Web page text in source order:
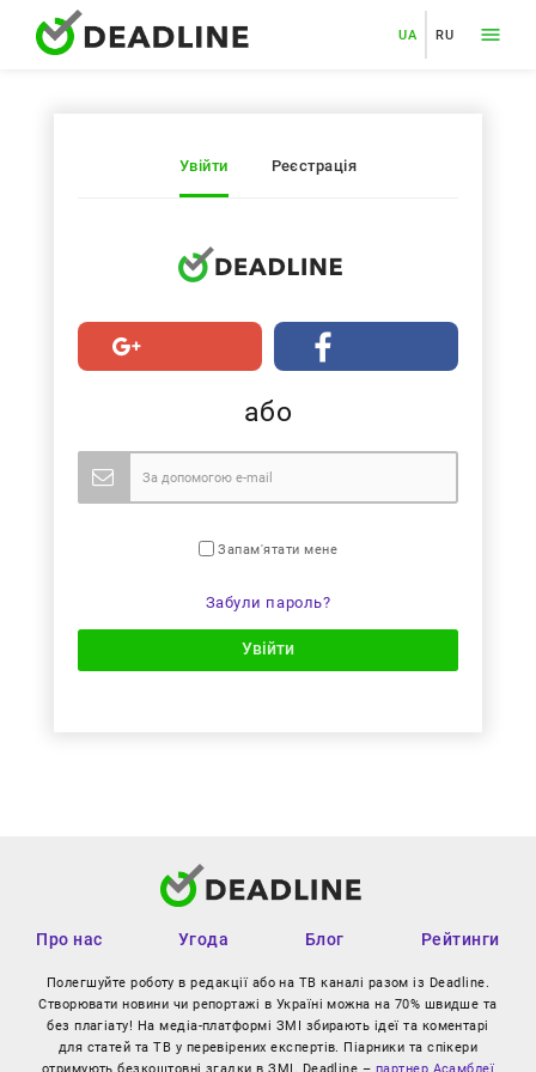
UA RU
Увійти Реєстрація
або
Запам'ятати мене
Забули пароль?
Увійти
Про нас Угода Блог Рейтинги
Полегшуйте роботу в редакції або на ТВ каналі разом із Deadline.
Створювати новини чи репортажі в Україні можна на 70% швидше та
без плагіату! На медіа-платформі ЗМІ збирають ідеї та коментарі
для статей та ТВ у перевірених експертів. Піарники та спікери